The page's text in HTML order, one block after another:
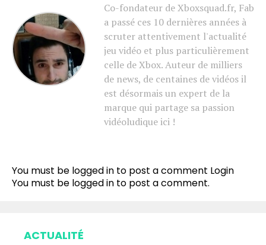
Co-fondateur de Xboxsquad.fr, Fab
a passé ces 10 dernières années à
scruter attentivement l'actualité
jeu vidéo et plus particulièrement
celle de Xbox. Auteur de milliers
de news, de centaines de vidéos il
est désormais un expert de la
marque qui partage sa passion
vidéoludique ici !
You must be logged in to post a comment Login
You must be logged in to post a comment.
ACTUALITÉ